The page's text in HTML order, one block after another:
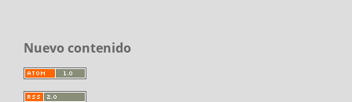
Nuevo contenido